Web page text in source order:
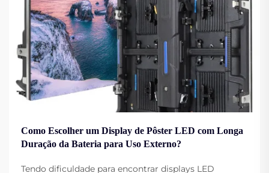
Como Escolher um Display de Pôster LED com Longa
Duração da Bateria para Uso Externo?
Tendo dificuldade para encontrar displays LED